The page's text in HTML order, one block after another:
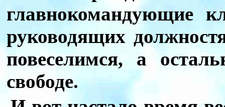
главнокомандующие
руководящих
повеселимся, а
свободе.